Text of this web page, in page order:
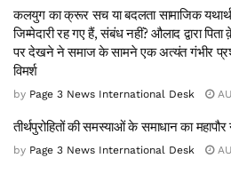
कलयुग का क्रूर सच या बदलता सामाजिक
जिम्मेदारी रह गए हैं, संबंध नहीं? औलाद द्वारा
पर देखने ने समाज के सामने एक अत्यंत गंभीर
विमर्श
by Page 3 News International Desk
तीर्थपुरोहितों की समस्याओं के समाधान का महापौर
by Page 3 News International Desk